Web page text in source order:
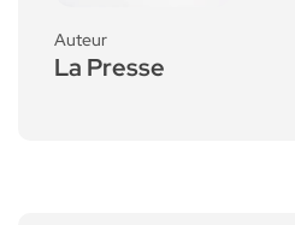
Auteur
La Presse